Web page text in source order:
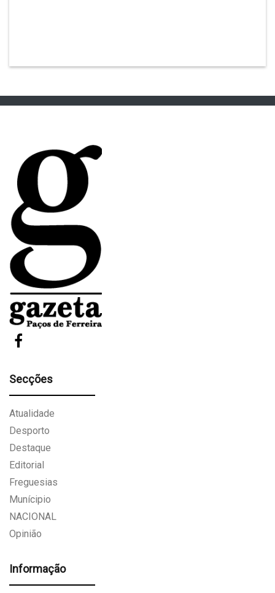
Secções
Atualidade
Desporto
Destaque
Editorial
Freguesias
Munícipio
NACIONAL
Opinião
Informação